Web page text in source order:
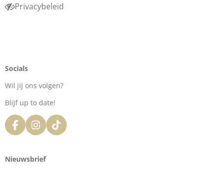
Privacybeleid
Socials
Wil jij ons volgen?
Blijf up to date!
F
a
e
I
n
t
T
i
Nieuwsbrief